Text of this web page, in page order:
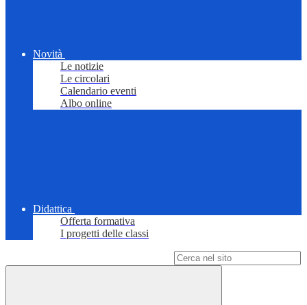
Novità
Le notizie
Le circolari
Calendario eventi
Albo online
Didattica
Offerta formativa
I progetti delle classi